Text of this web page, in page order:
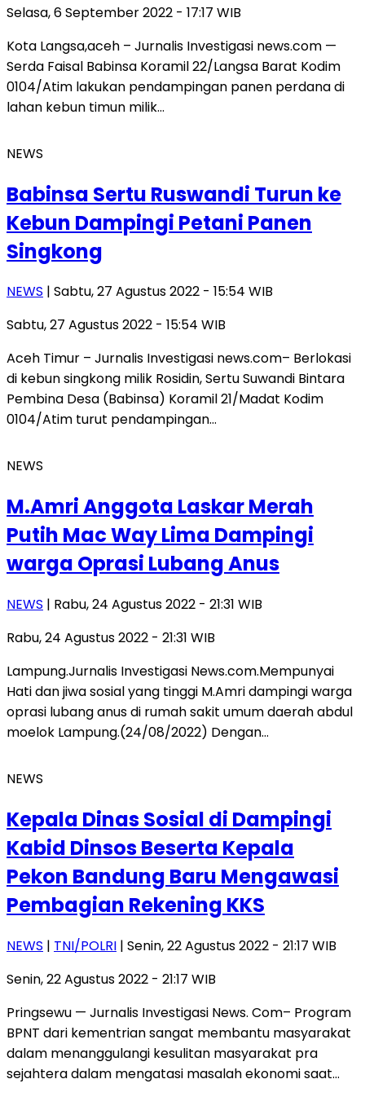
Selasa, 6 September 2022 - 17:17 WIB
Kota Langsa,aceh – Jurnalis Investigasi news.com —
Serda Faisal Babinsa Koramil 22/Langsa Barat Kodim
0104/Atim lakukan pendampingan panen perdana di
lahan kebun timun milik…
NEWS
Babinsa Sertu Ruswandi Turun ke
Kebun Dampingi Petani Panen
Singkong
NEWS | Sabtu, 27 Agustus 2022 - 15:54 WIB
Sabtu, 27 Agustus 2022 - 15:54 WIB
Aceh Timur – Jurnalis Investigasi news.com– Berlokasi
di kebun singkong milik Rosidin, Sertu Suwandi Bintara
Pembina Desa (Babinsa) Koramil 21/Madat Kodim
0104/Atim turut pendampingan…
NEWS
M.Amri Anggota Laskar Merah
Putih Mac Way Lima Dampingi
warga Oprasi Lubang Anus
NEWS | Rabu, 24 Agustus 2022 - 21:31 WIB
Rabu, 24 Agustus 2022 - 21:31 WIB
Lampung.Jurnalis Investigasi News.com.Mempunyai
Hati dan jiwa sosial yang tinggi M.Amri dampingi warga
oprasi lubang anus di rumah sakit umum daerah abdul
moelok Lampung.(24/08/2022) Dengan…
NEWS
Kepala Dinas Sosial di Dampingi
Kabid Dinsos Beserta Kepala
Pekon Bandung Baru Mengawasi
Pembagian Rekening KKS
NEWS | TNI/POLRI | Senin, 22 Agustus 2022 - 21:17 WIB
Senin, 22 Agustus 2022 - 21:17 WIB
Pringsewu — Jurnalis Investigasi News. Com– Program
BPNT dari kementrian sangat membantu masyarakat
dalam menanggulangi kesulitan masyarakat pra
sejahtera dalam mengatasi masalah ekonomi saat…